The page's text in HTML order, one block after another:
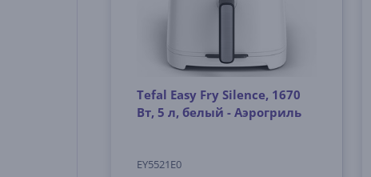
Tefal Easy Fry Silence, 1670
Вт, 5 л, белый - Аэрогриль
EY5521E0